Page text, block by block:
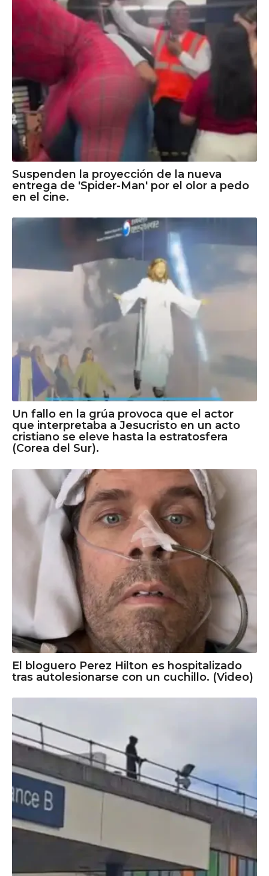
Suspenden la proyección de la nueva
entrega de 'Spider-Man' por el olor a pedo
en el cine.
Un fallo en la grúa provoca que el actor
que interpretaba a Jesucristo en un acto
cristiano se eleve hasta la estratosfera
(Corea del Sur).
El bloguero Perez Hilton es hospitalizado
tras autolesionarse con un cuchillo. (Video)